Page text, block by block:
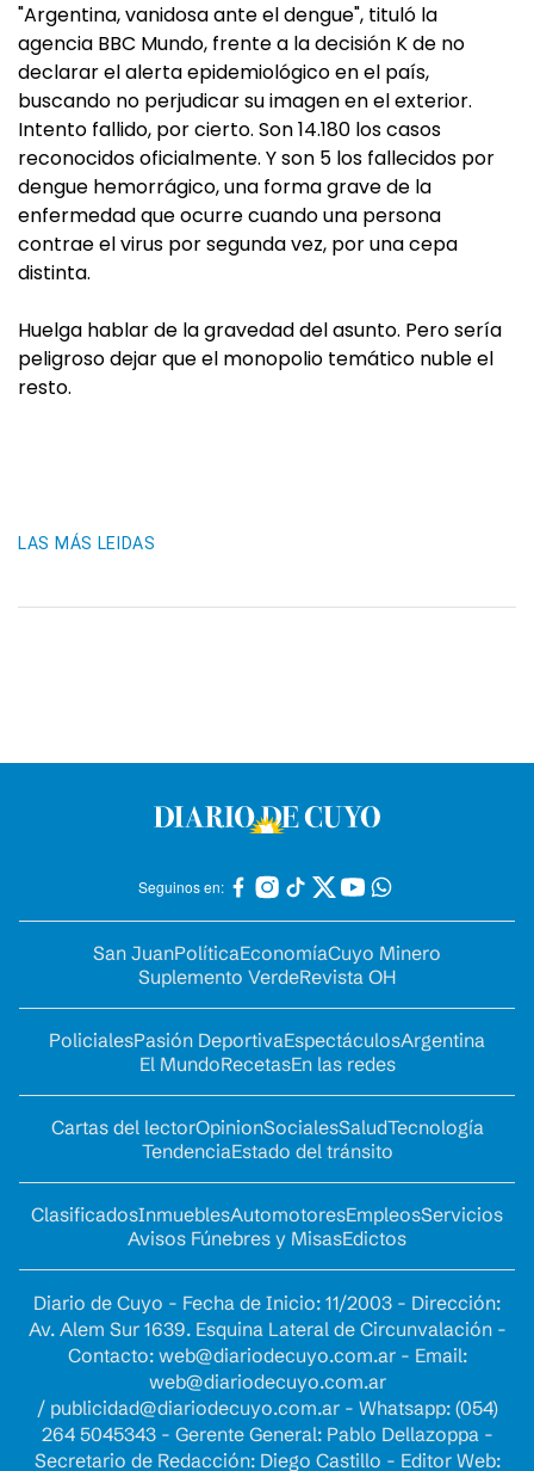
"Argentina, vanidosa ante el dengue", tituló la
agencia BBC Mundo, frente a la decisión K de no
declarar el alerta epidemiológico en el país,
buscando no perjudicar su imagen en el exterior.
Intento fallido, por cierto. Son 14.180 los casos
reconocidos oficialmente. Y son 5 los fallecidos por
dengue hemorrágico, una forma grave de la
enfermedad que ocurre cuando una persona
contrae el virus por segunda vez, por una cepa
distinta.
Huelga hablar de la gravedad del asunto. Pero sería
peligroso dejar que el monopolio temático nuble el
resto.
LAS MÁS LEIDAS
Seguinos en:
San JuanPolíticaEconomíaCuyo Minero
Suplemento VerdeRevista OH
PolicialesPasión DeportivaEspectáculosArgentina
El MundoRecetasEn las redes
Cartas del lectorOpinionSocialesSaludTecnología
TendenciaEstado del tránsito
ClasificadosInmueblesAutomotoresEmpleosServicios
Avisos Fúnebres y MisasEdictos
Diario de Cuyo - Fecha de Inicio: 11/2003 - Dirección:
Av. Alem Sur 1639. Esquina Lateral de Circunvalación -
Contacto: web@diariodecuyo.com.ar- Email:
web@diariodecuyo.com.ar
/ publicidad@diariodecuyo.com.ar- Whatsapp: (054)
264 5045343 - Gerente General: Pablo Dellazoppa -
Secretario de Redacción: Diego Castillo - Editor Web: